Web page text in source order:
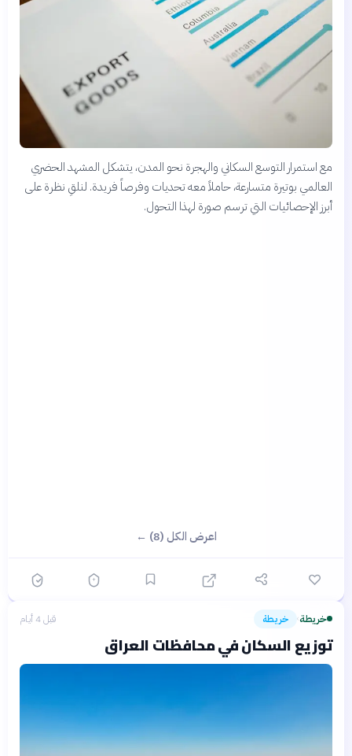
مع استمرار التوسع السكاني والهجرة نحو المدن، يتشكل المشهد الحضري
العالمي بوتيرة متسارعة، حاملاً معه تحديات وفرصاً فريدة. لنلقِ نظرة على
أبرز الإحصائيات التي ترسم صورة لهذا التحول.
اعرض الكل (8) ←
خريطة› خريطة قبل 4 أيام
توزيع السكان في محافظات العراق